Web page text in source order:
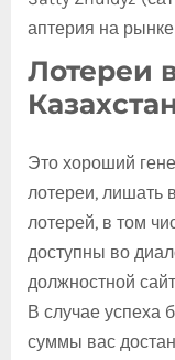
аптерия на
Лотереи
Это хороший
лотереи, лишать
лотерей, в том
доступны во
должностной
В случае успеха
суммы вас